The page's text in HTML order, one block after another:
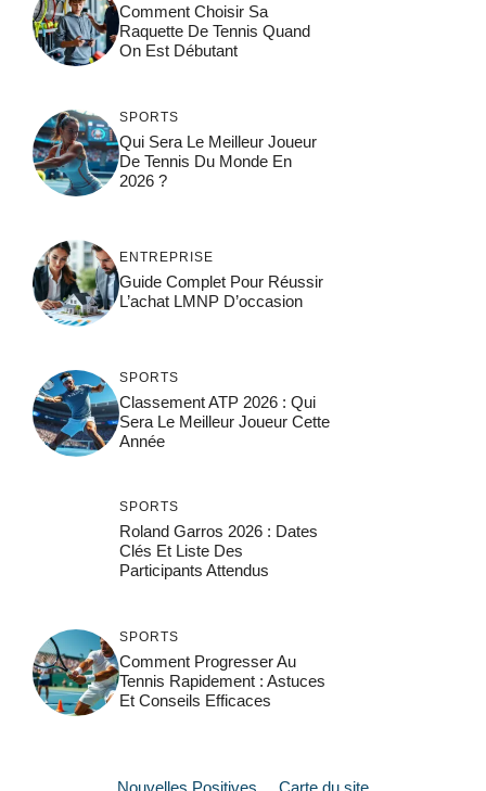
Comment Choisir Sa
Raquette De Tennis Quand
On Est Débutant
SPORTS
Qui Sera Le Meilleur Joueur
De Tennis Du Monde En
2026 ?
ENTREPRISE
Guide Complet Pour Réussir
L’achat LMNP D’occasion
SPORTS
Classement ATP 2026 : Qui
Sera Le Meilleur Joueur Cette
Année
SPORTS
Roland Garros 2026 : Dates
Clés Et Liste Des
Participants Attendus
SPORTS
Comment Progresser Au
Tennis Rapidement : Astuces
Et Conseils Efficaces